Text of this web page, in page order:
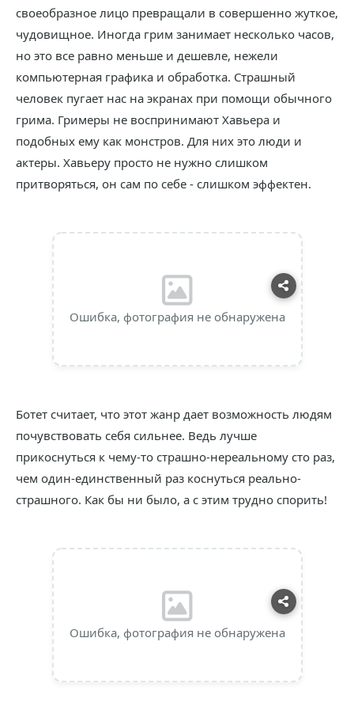
своеобразное лицо превращали в совершенно жуткое,
чудовищное. Иногда грим занимает несколько часов,
но это все равно меньше и дешевле, нежели
компьютерная графика и обработка. Страшный
человек пугает нас на экранах при помощи обычного
грима. Гримеры не воспринимают Хавьера и
подобных ему как монстров. Для них это люди и
актеры. Хавьеру просто не нужно слишком
притворяться, он сам по себе - слишком эффектен.
Ошибка, фотография не обнаружена
Ботет считает, что этот жанр дает возможность людям
почувствовать себя сильнее. Ведь лучше
прикоснуться к чему-то страшно-нереальному сто раз,
чем один-единственный раз коснуться реально-
страшного. Как бы ни было, а с этим трудно спорить!
Ошибка, фотография не обнаружена